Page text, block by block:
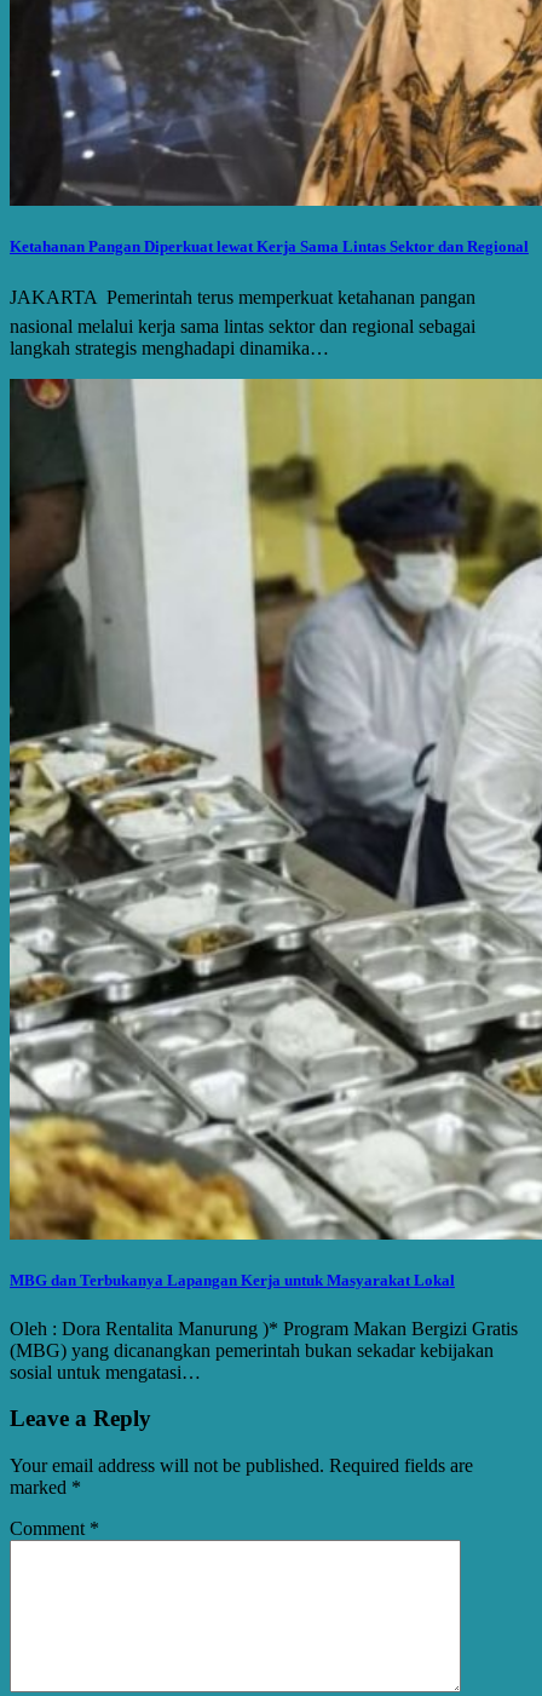
Ketahanan Pangan Diperkuat lewat Kerja Sama Lintas Sektor dan Regional
JAKARTA  Pemerintah terus memperkuat ketahanan pangan
nasional melalui kerja sama lintas sektor dan regional sebagai
langkah strategis menghadapi dinamika…
MBG dan Terbukanya Lapangan Kerja untuk Masyarakat Lokal
Oleh : Dora Rentalita Manurung )* Program Makan Bergizi Gratis
(MBG) yang dicanangkan pemerintah bukan sekadar kebijakan
sosial untuk mengatasi…
Leave a Reply
Your email address will not be published. Required fields are
marked *
Comment *